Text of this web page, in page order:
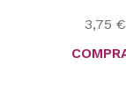
3,75 €